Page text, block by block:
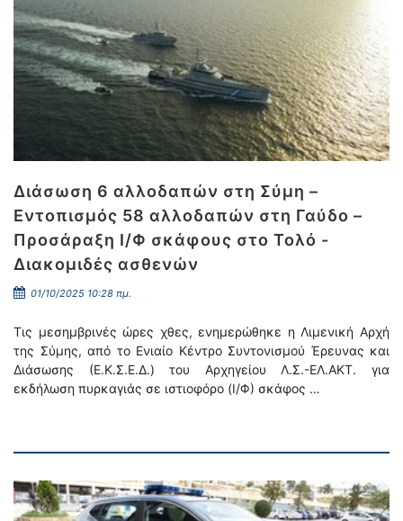
Διάσωση 6 αλλοδαπών στη Σύμη –
Εντοπισμός 58 αλλοδαπών στη Γαύδο –
Προσάραξη Ι/Φ σκάφους στο Τολό -
Διακομιδές ασθενών
01/10/2025 10:28 πμ.
Τις μεσημβρινές ώρες χθες, ενημερώθηκε η Λιμενική Αρχή
της Σύμης, από το Ενιαίο Κέντρο Συντονισμού Έρευνας και
Διάσωσης (Ε.Κ.Σ.Ε.Δ.) του Αρχηγείου Λ.Σ.-ΕΛ.ΑΚΤ. για
εκδήλωση πυρκαγιάς σε ιστιοφόρο (Ι/Φ) σκάφος …